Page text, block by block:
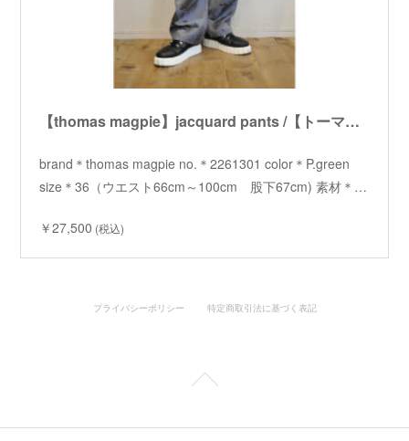
【thomas magpie】jacquard pants /【トーマスマグパイ】 ジャガードパンツ
brand＊thomas magpie no.＊2261301 color＊P.green
size＊36（ウエスト66cm～100cm 股下67cm) 素材＊…
￥27,500 (税込)
プライバシーポリシー 特定商取引法に基づく表記